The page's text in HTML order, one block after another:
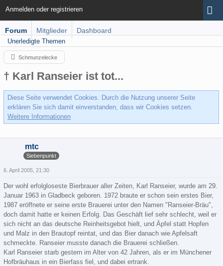
Anmelden oder registrieren
Forum Mitglieder Dashboard
Unerledigte Themen
Schmunzelecke
† Karl Ranseier ist tot...
Diese Seite verwendet Cookies. Durch die Nutzung unserer Seite
erklären Sie sich damit einverstanden, dass wir Cookies setzen.
Weitere Informationen
mtc
Siebenpunkt
6. April 2005, 21:30
Der wohl erfolgloseste Bierbrauer aller Zeiten, Karl Ranseier, wurde am 29.
Januar 1963 in Gladbeck geboren. 1972 braute er schon sein erstes Bier,
1987 eröffnete er seine erste Brauerei unter den Namen "Ranseier-Bräu",
doch damit hatte er keinen Erfolg. Das Geschäft lief sehr schlecht, weil er
sich nicht an das deutsche Reinheitsgebot hielt, und Äpfel statt Hopfen
und Malz in den Brautopf reintat, und das Bier danach wie Apfelsaft
schmeckte. Ranseier musste danach die Brauerei schließen.
Karl Ranseier starb gestern im Alter von 42 Jahren, als er im Münchener
Hofbräuhaus in ein Bierfass fiel, und dabei ertrank.